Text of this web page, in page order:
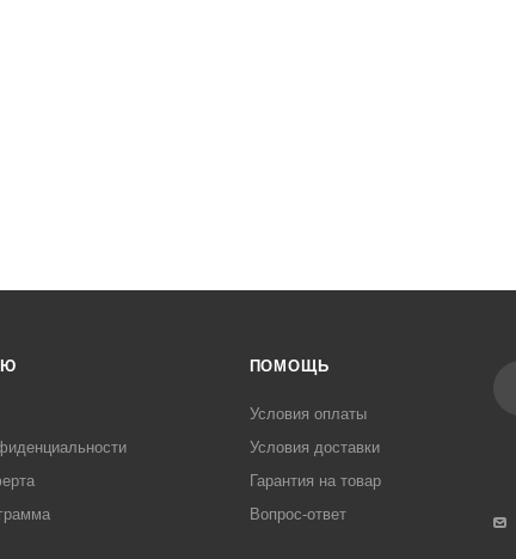
ПОМОЩЬ
Условия оплаты
Условия доставки
Гарантия на товар
Вопрос-ответ